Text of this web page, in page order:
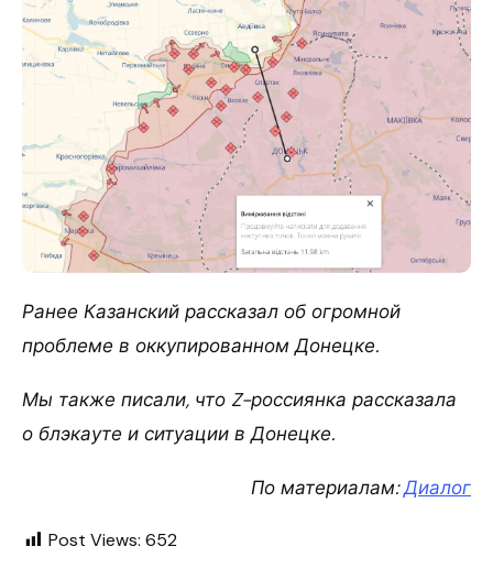
Ранее Казанский рассказал об огромной
проблеме в оккупированном Донецке.
Мы также писали, что Z-россиянка рассказала
о блэкауте и ситуации в Донецке.
По материалам:Диалог
Post Views: 652